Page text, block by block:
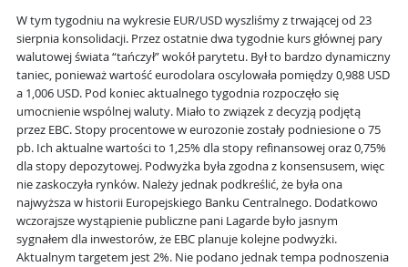
W tym tygodniu na wykresie EUR/USD wyszliśmy z trwającej od 23
sierpnia konsolidacji. Przez ostatnie dwa tygodnie kurs głównej pary
walutowej świata “tańczył” wokół parytetu. Był to bardzo dynamiczny
taniec, ponieważ wartość eurodolara oscylowała pomiędzy 0,988 USD
a 1,006 USD. Pod koniec aktualnego tygodnia rozpoczęło się
umocnienie wspólnej waluty. Miało to związek z decyzją podjętą
przez EBC. Stopy procentowe w eurozonie zostały podniesione o 75
pb. Ich aktualne wartości to 1,25% dla stopy refinansowej oraz 0,75%
dla stopy depozytowej. Podwyżka była zgodna z konsensusem, więc
nie zaskoczyła rynków. Należy jednak podkreślić, że była ona
najwyższa w historii Europejskiego Banku Centralnego. Dodatkowo
wczorajsze wystąpienie publiczne pani Lagarde było jasnym
sygnałem dla inwestorów, że EBC planuje kolejne podwyżki.
Aktualnym targetem jest 2%. Nie podano jednak tempa podnoszenia